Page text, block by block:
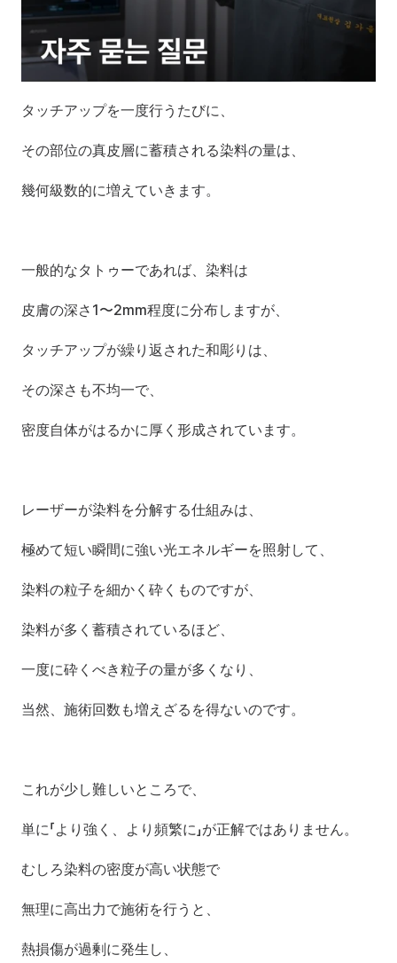
タッチアップを一度行うたびに、
その部位の真皮層に蓄積される染料の量は、
幾何級数的に増えていきます。
一般的なタトゥーであれば、染料は
皮膚の深さ1〜2mm程度に分布しますが、
タッチアップが繰り返された和彫りは、
その深さも不均一で、
密度自体がはるかに厚く形成されています。
レーザーが染料を分解する仕組みは、
極めて短い瞬間に強い光エネルギーを照射して、
染料の粒子を細かく砕くものですが、
染料が多く蓄積されているほど、
一度に砕くべき粒子の量が多くなり、
当然、施術回数も増えざるを得ないのです。
これが少し難しいところで、
単に「より強く、より頻繁に」が正解ではありません。
むしろ染料の密度が高い状態で
無理に高出力で施術を行うと、
熱損傷が過剰に発生し、